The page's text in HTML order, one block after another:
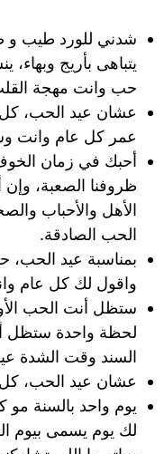
شدني للورد طيب و
يتباهى بأريج
حب وانت مهجة
عشان عيد الحب،
عمر كل عام وانت
أحبك في زمان
ظروفنا الصعبة،
الأهل والأحباب
الحب الصادقة.
بمناسبة عيد الحب،
واقول لك كل عام
ستظل أنت الحب
لحظة واحدة ستظل
السند وقت الشدة
عشان عيد الحب،
يوم واحد بالسنة مو
لك يوم يسمى بيوم